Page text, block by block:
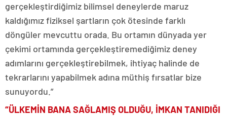
gerçekleştirdiğimiz bilimsel deneylerde maruz
kaldığımız fiziksel şartların çok ötesinde farklı
döngüler mevcuttu orada. Bu ortamın dünyada yer
çekimi ortamında gerçekleştiremediğimiz deney
adımlarını gerçekleştirebilmek, ihtiyaç halinde de
tekrarlarını yapabilmek adına müthiş fırsatlar bize
sunuyordu.”
“ÜLKEMİN BANA SAĞLAMIŞ OLDUĞU, İMKAN TANIDIĞI